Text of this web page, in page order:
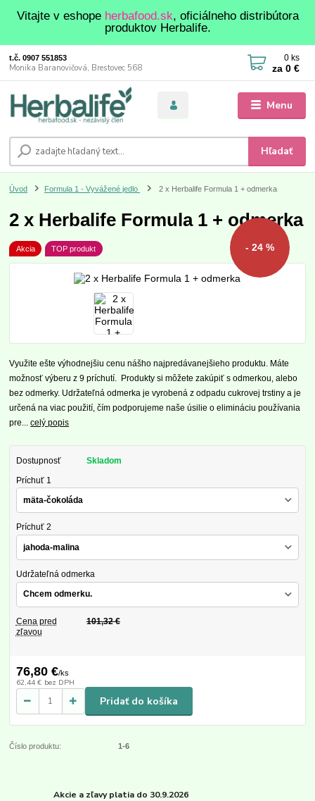
Vitajte v eshope herbafood.sk, oficiálneho distribútora
produktov Herbalife.
Menu
Hľadať
t.č. 0907 551853
Monika Baranovičová, Brestovec 568
0ks
za 0 €
Úvod Formula 1 - Vyvážené jedlo 2 x Herbalife Formula 1 + odmerka
2 x Herbalife Formula 1 + odmerka
Akcia TOP produkt - 24 %
Využite ešte výhodnejšiu cenu nášho najpredávanejšieho produktu. Máte
možnosť výberu z 9 príchutí. Produkty si môžete zakúpiť s odmerkou, alebo
bez odmerky. Udržateľná odmerka je vyrobená z odpadu cukrovej trstiny a je
určená na viac použití, čím podporujeme naše úsilie o elimináciu používania
pre...celý popis
Dostupnosť Skladom
Príchuť 1
Príchuť 2
Udržateľná odmerka
Cena pred
zľavou
101,32 €
76,80 €/ks
62,44 € bez DPH
Pridať do košíka
Číslo produktu: 1-6
Akcie a zľavy platia do 30.9.2026